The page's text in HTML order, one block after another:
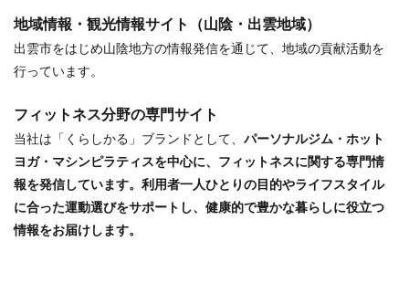
地域情報・観光情報サイト（山陰・出雲地域）
出雲市をはじめ山陰地方の情報発信を通じて、地域の貢献活動を
行っています。
フィットネス分野の専門サイト
当社は「くらしかる」ブランドとして、 パーソナルジム・ホット
ヨガ・マシンピラティスを中心に、フィットネスに関する専門情
報を発信しています。利用者一人ひとりの目的やライフスタイル
に合った運動選びをサポートし、健康的で豊かな暮らしに役立つ
情報をお届けします。